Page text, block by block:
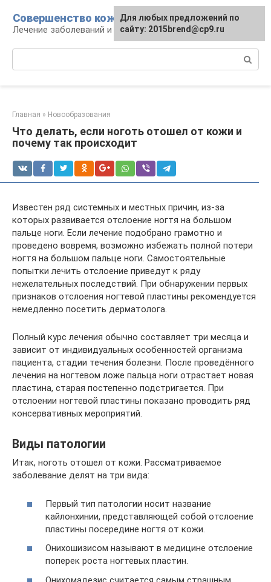
контенту
Совершенство кожи
Лечение заболеваний и уход за кожей
Главная » Новообразования
Что делать, если ноготь отошел от кожи и
почему так происходит
Известен ряд системных и местных причин, из-за
которых развивается отслоение ногтя на большом
пальце ноги. Если лечение подобрано грамотно и
проведено вовремя, возможно избежать полной потери
ногтя на большом пальце ноги. Самостоятельные
попытки лечить отслоение приведут к ряду
нежелательных последствий. При обнаружении первых
признаков отслоения ногтевой пластины рекомендуется
немедленно посетить дерматолога.
Полный курс лечения обычно составляет три месяца и
зависит от индивидуальных особенностей организма
пациента, стадии течения болезни. После проведённого
лечения на ногтевом ложе пальца ноги отрастает новая
пластина, старая постепенно подстригается. При
отслоении ногтевой пластины показано проводить ряд
консервативных мероприятий.
Виды патологии
Итак, ноготь отошел от кожи. Рассматриваемое
заболевание делят на три вида:
Первый тип патологии носит название
кайлонхинии, представляющей собой отслоение
пластины посередине ногтя от кожи.
Онихошизисом называют в медицине отслоение
поперек роста ногтевых пластин.
Для любых предложений по
сайту: 2015brend@cp9.ru